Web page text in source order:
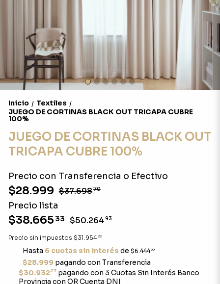
Inicio / Textiles /
JUEGO DE CORTINAS BLACK OUT TRICAPA CUBRE
100%
JUEGO DE CORTINAS BLACK OUT
TRICAPA CUBRE 100%
Precio con Transferencia o Efectivo
$28.999 $37.69870
Precio lista
$38.665 33 $50.26493
Precio sin impuestos $31.95482
Hasta 6 cuotas sin interés de $6.44422
$28.999pagando con Transferencia
$30.93227 pagando con 3 Cuotas Sin Interés Banco
Provincia con QR Cuenta DNI